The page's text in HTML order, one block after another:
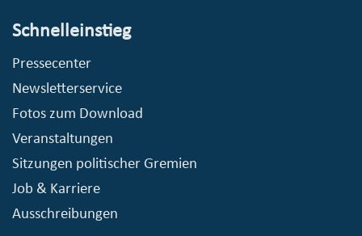
Schnelleinstieg
Pressecenter
Newsletterservice
Fotos zum Download
Veranstaltungen
Sitzungen politischer Gremien
Job & Karriere
Ausschreibungen